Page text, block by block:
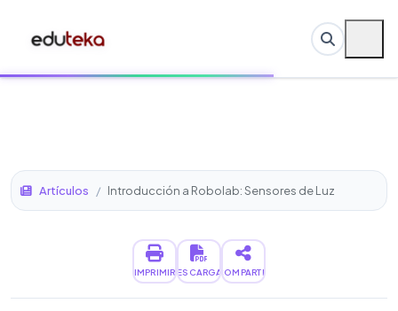
Artículos / Introducción a Robolab: Sensores de Luz
IMPRIMIRDESCARGARCOMPARTIR